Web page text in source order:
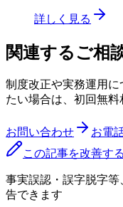
詳しく見る
関連するご相
制度改正や実務運用
たい場合は、初回無料
お問い合わせ お電
この記事を改善す
事実誤認・誤字脱字
告できます